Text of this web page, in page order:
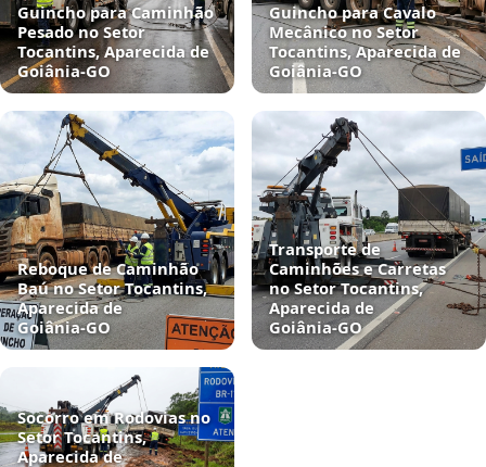
Guincho para Caminhão
Pesado no Setor
Tocantins, Aparecida de
Goiânia‑GO
Guincho para Cavalo
Mecânico no Setor
Tocantins, Aparecida de
Goiânia‑GO
Reboque de Caminhão
Baú no Setor Tocantins,
Aparecida de
Goiânia‑GO
Transporte de
Caminhões e Carretas
no Setor Tocantins,
Aparecida de
Goiânia‑GO
Socorro em Rodovias no
Setor Tocantins,
Aparecida de